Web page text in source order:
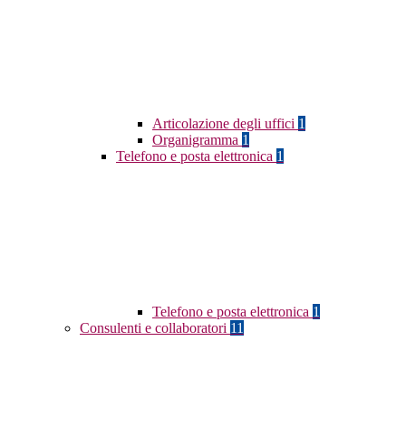
Articolazione degli uffici 1
Organigramma 1
Telefono e posta elettronica 1
Telefono e posta elettronica 1
Consulenti e collaboratori 11